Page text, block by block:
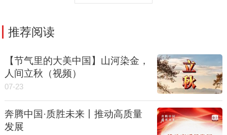
推荐阅读
【节气里的大美中国】山河染金，
人间立秋（视频）
07-23
奔腾中国·质胜未来丨推动高质量
发展